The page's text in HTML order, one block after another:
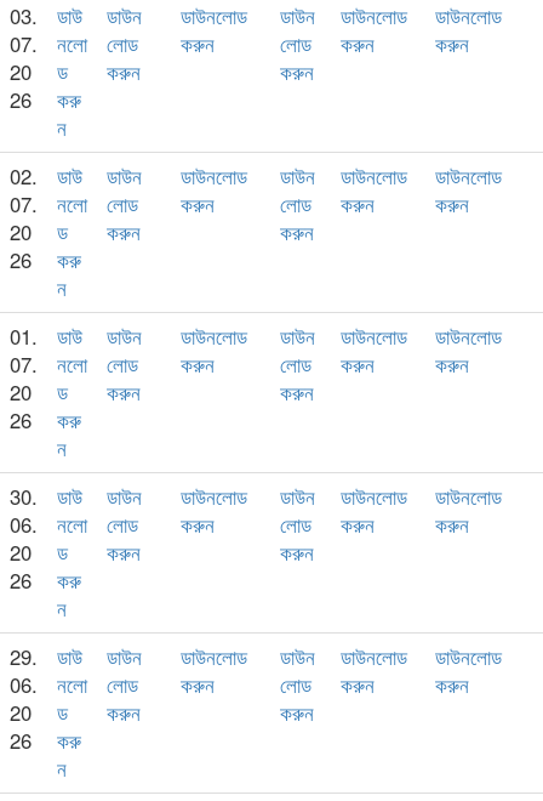
03.
07.
20
26
ডাউ
নলো
ড
করু
ন
ডাউন
লোড
করুন
ডাউনলোড
করুন
ডাউন
লোড
করুন
ডাউনলোড
করুন
ডাউনলোড
করুন
02.
07.
20
26
ডাউ
নলো
ড
করু
ন
ডাউন
লোড
করুন
ডাউনলোড
করুন
ডাউন
লোড
করুন
ডাউনলোড
করুন
ডাউনলোড
করুন
01.
07.
20
26
ডাউ
নলো
ড
করু
ন
ডাউন
লোড
করুন
ডাউনলোড
করুন
ডাউন
লোড
করুন
ডাউনলোড
করুন
ডাউনলোড
করুন
30.
06.
20
26
ডাউ
নলো
ড
করু
ন
ডাউন
লোড
করুন
ডাউনলোড
করুন
ডাউন
লোড
করুন
ডাউনলোড
করুন
ডাউনলোড
করুন
29.
06.
20
26
ডাউ
নলো
ড
করু
ন
ডাউন
লোড
করুন
ডাউনলোড
করুন
ডাউন
লোড
করুন
ডাউনলোড
করুন
ডাউনলোড
করুন